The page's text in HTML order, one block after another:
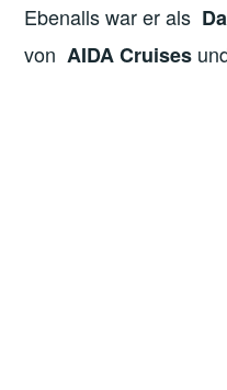
Ebenalls war er als
von AIDA Cruises